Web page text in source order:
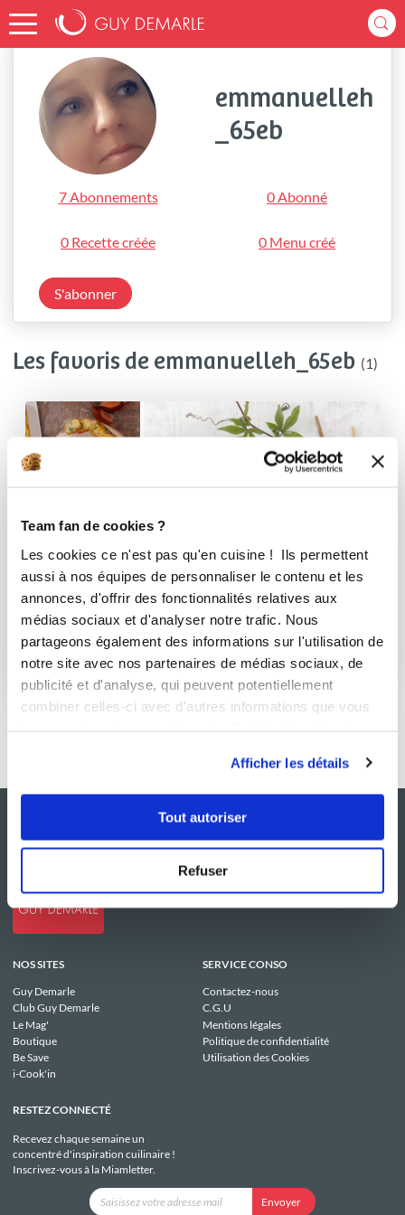
Team fan de cookies ?
Les cookies ce n'est pas qu'en cuisine ! Ils permettent
aussi à nos équipes de personnaliser le contenu et les
annonces, d'offrir des fonctionnalités relatives aux
médias sociaux et d'analyser notre trafic. Nous
partageons également des informations sur l'utilisation de
notre site avec nos partenaires de médias sociaux, de
publicité et d'analyse, qui peuvent potentiellement
combiner celles-ci avec d'autres informations que vous
Afficher les détails
Tout autoriser
Refuser
Accueil emmanuelleh_65eb
emmanuelleh
_65eb
7 Abonnements 0 Abonné
0 Recette créée 0 Menu créé
S'abonner
Les favoris de emmanuelleh_65eb (1)
Chef
35 Recettes
NOS SITES
Guy Demarle
Club Guy Demarle
Le Mag'
Boutique
Be Save
i-Cook'in
SERVICE CONSO
Contactez-nous
C.G.U
Mentions légales
Politique de confidentialité
Utilisation des Cookies
RESTEZ CONNECTÉ
Recevez chaque semaine un
concentré d'inspiration cuilinaire !
Inscrivez-vous à la Miamletter.